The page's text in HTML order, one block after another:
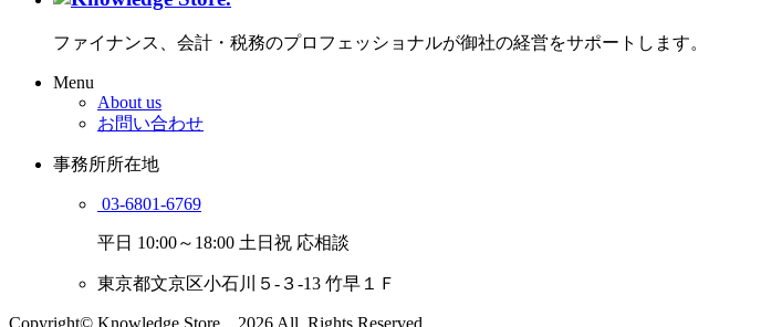
ファイナンス、会計・税務のプロフェッショナルが御社の経営をサポートします。
Menu
About us
お問い合わせ
事務所所在地
03-6801-6769
平日 10:00～18:00 土日祝 応相談
東京都文京区小石川５-３-13 竹早１Ｆ
Copyright© Knowledge Store. , 2026 All Rights Reserved.